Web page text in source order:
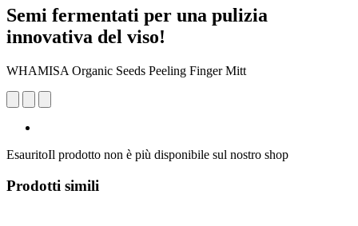
Semi fermentati per una pulizia
innovativa del viso!
WHAMISA Organic Seeds Peeling Finger Mitt
EsauritoIl prodotto non è più disponibile sul nostro shop
Prodotti simili